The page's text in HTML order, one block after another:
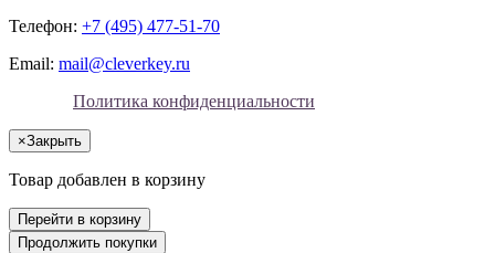
Телефон: +7 (495) 477-51-70
Email: mail@cleverkey.ru
Политика конфиденциальности
×Закрыть
Товар добавлен в корзину
Перейти в корзину
Продолжить покупки